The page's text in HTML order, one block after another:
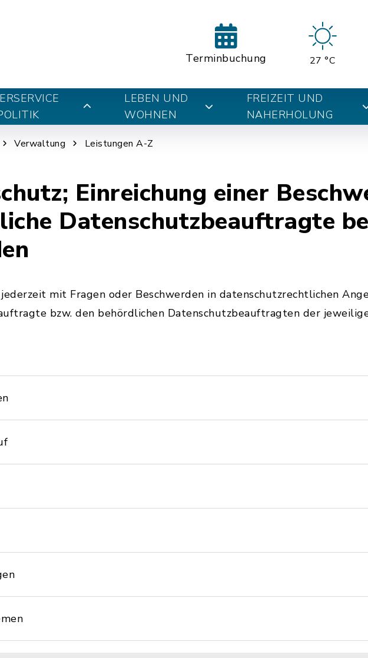
Terminbuchung 27 °C
LEBEN UND
WOHNEN
FREIZEIT UND
NAHERHOLUNG
Verwaltung Leistungen A-Z
Einreichung einer
Datenschutzbeauftragte
jederzeit mit Fragen oder Beschwerden in datenschutzrechtlichen
bzw. den behördlichen Datenschutzbeauftragten der